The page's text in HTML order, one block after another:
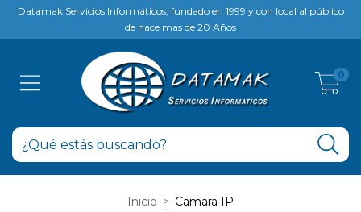
Datamak Servicios Informáticos, fundado en 1999 y con local al público
de hace mas de 20 Años
0
Inicio > Camara IP